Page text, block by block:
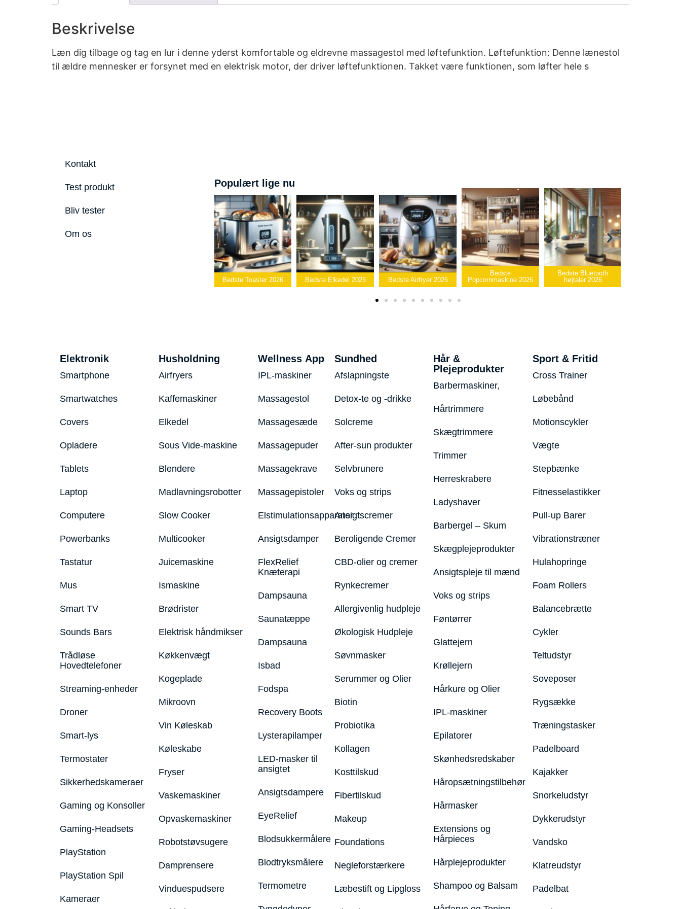
Beskrivelse
Læn dig tilbage og tag en lur i denne yderst komfortable og eldrevne massagestol med løftefunktion. Løftefunktion: Denne lænestol
til ældre mennesker er forsynet med en elektrisk motor, der driver løftefunktionen. Takket være funktionen, som løfter hele s
Kontakt
Test produkt
Bliv tester
Om os
Populært lige nu
Bedste Toaster 2026 Bedste Elkedel 2026 Bedste Airfryer 2026
Bedste
Popcornmaskine 2026
Bedste Bluetooth
højtaler 2026
Bedste infrarøde
varmepude 2026
Elektronik
Smartphone
Smartwatches
Covers
Opladere
Tablets
Laptop
Computere
Powerbanks
Tastatur
Mus
Smart TV
Sounds Bars
Trådløse
Hovedtelefoner
Streaming-enheder
Droner
Smart-lys
Termostater
Sikkerhedskameraer
Gaming og Konsoller
Gaming-Headsets
PlayStation
PlayStation Spil
Kameraer
Husholdning
Airfryers
Kaffemaskiner
Elkedel
Sous Vide-maskine
Blendere
Madlavningsrobotter
Slow Cooker
Multicooker
Juicemaskine
Ismaskine
Brødrister
Elektrisk håndmikser
Køkkenvægt
Kogeplade
Mikroovn
Vin Køleskab
Køleskabe
Fryser
Vaskemaskiner
Opvaskemaskiner
Robotstøvsugere
Damprensere
Vinduespudsere
Wellness App
IPL-maskiner
Massagestol
Massagesæde
Massagepuder
Massagekrave
Massagepistoler
Elstimulationsapparater
Ansigtsdamper
FlexRelief
Knæterapi
Dampsauna
Saunatæppe
Dampsauna
Isbad
Fodspa
Recovery Boots
Lysterapilamper
LED-masker til
ansigtet
Ansigtsdampere
EyeRelief
Blodsukkermålere
Blodtryksmålere
Termometre
Sundhed
Afslapningste
Detox-te og -drikke
Solcreme
After-sun produkter
Selvbrunere
Voks og strips
Ansigtscremer
Beroligende Cremer
CBD-olier og cremer
Rynkecremer
Allergivenlig hudpleje
Økologisk Hudpleje
Søvnmasker
Serummer og Olier
Biotin
Probiotika
Kollagen
Kosttilskud
Fibertilskud
Makeup
Foundations
Negleforstærkere
Læbestift og Lipgloss
Hår &
Plejeprodukter
Barbermaskiner,
Hårtrimmere
Skægtrimmere
Trimmer
Herreskrabere
Ladyshaver
Barbergel – Skum
Skægplejeprodukter
Ansigtspleje til mænd
Voks og strips
Føntørrer
Glattejern
Krøllejern
Hårkure og Olier
IPL-maskiner
Epilatorer
Skønhedsredskaber
Håropsætningstilbehør
Hårmasker
Extensions og
Hårpieces
Hårplejeprodukter
Shampoo og Balsam
Sport & Fritid
Cross Trainer
Løbebånd
Motionscykler
Vægte
Stepbænke
Fitnesselastikker
Pull-up Barer
Vibrationstræner
Hulahopringe
Foam Rollers
Balancebrætte
Cykler
Teltudstyr
Soveposer
Rygsække
Træningstasker
Padelboard
Kajakker
Snorkeludstyr
Dykkerudstyr
Vandsko
Klatreudstyr
Padelbat